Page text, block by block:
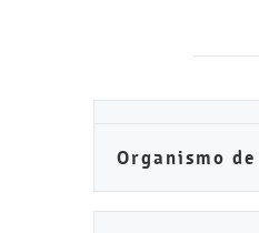
Organismo de